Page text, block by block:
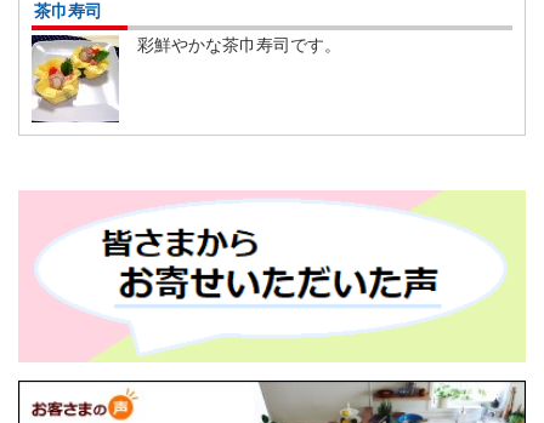
茶巾寿司
彩鮮やかな茶巾寿司です。